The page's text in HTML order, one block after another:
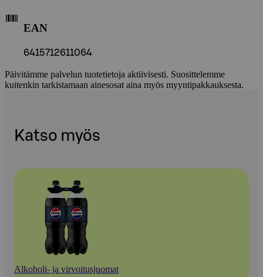
EAN
6415712611064
Päivitämme palvelun tuotetietoja aktiivisesti. Suosittelemme
kuitenkin tarkistamaan ainesosat aina myös myyntipakkauksesta.
Katso myös
Alkoholi- ja virvoitusjuomat